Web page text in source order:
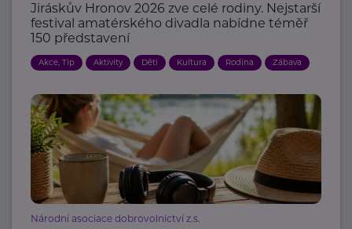
Jiráskův Hronov 2026 zve celé rodiny. Nejstarší
festival amatérského divadla nabídne téměř
150 představení
Akce, Tip Aktivity Děti Kultura Rodina Zábava
Národní asociace dobrovolnictví z.s.